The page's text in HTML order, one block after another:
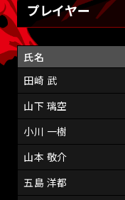
プレイヤー
氏名
田崎 武
山下 璃空
小川 一樹
山本 敬介
五島 洋都